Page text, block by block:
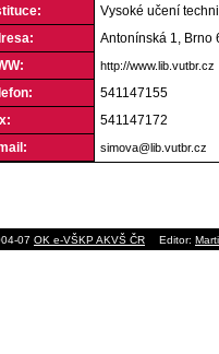
Vysoké učení
Antonínská 1, Brno
http://www.lib.vutbr.cz
541147155
541147172
simova@lib.vutbr.cz
07 OK e-VŠKP AKVŠ ČR Editor: